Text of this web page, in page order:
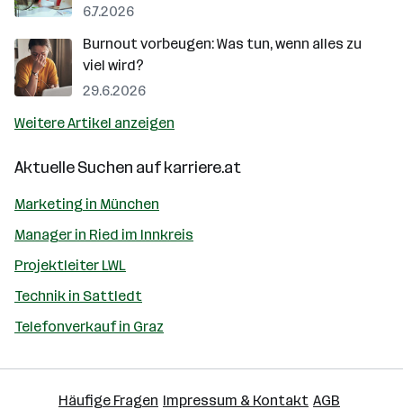
6.7.2026
Burnout vorbeugen: Was tun, wenn alles zu
viel wird?
29.6.2026
Weitere Artikel anzeigen
Aktuelle Suchen aufkarriere.at
Marketing in München
Manager in Ried im Innkreis
Projektleiter LWL
Technik in Sattledt
Telefonverkauf in Graz
Häufige Fragen Impressum & Kontakt AGB